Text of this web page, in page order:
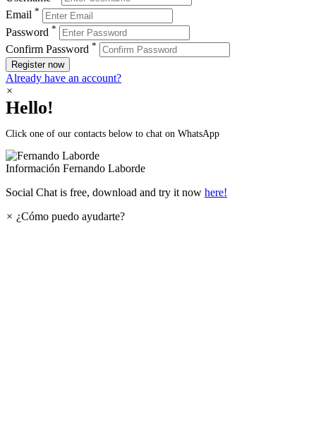
Email *
Password *
Confirm Password *
Register now
Already have an account?
×
Hello!
Click one of our contacts below to chat on WhatsApp
Información Fernando Laborde
Social Chat is free, download and try it now here!
× ¿Cómo puedo ayudarte?